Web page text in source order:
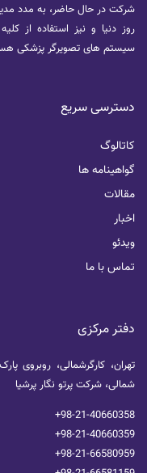
شرکت در حال حاضر، به مدد
روز دنیا و نیز استفاده از
سیستم های تصویرگر پزشکی
دسترسی سریع
کاتالوگ
گواهینامه ها
مقالات
اخبار
ویدئو
تماس با ما
دفتر مرکزی
شمالی، شرکت پرتو نگار پرشیا
+98-21-40660358
+98-21-40660359
+98-21-66580959